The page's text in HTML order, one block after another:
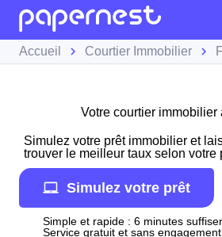
Accueil Courtier Immobilier
Votre courtier immobilier
Simulez votre prêt immobilier et
trouver le meilleur taux selon votre
Simulez votre prêt
Simple et rapide : 6 minutes
Service gratuit et sans engagement